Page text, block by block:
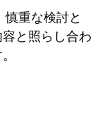
重な検討と
と照らし合わ